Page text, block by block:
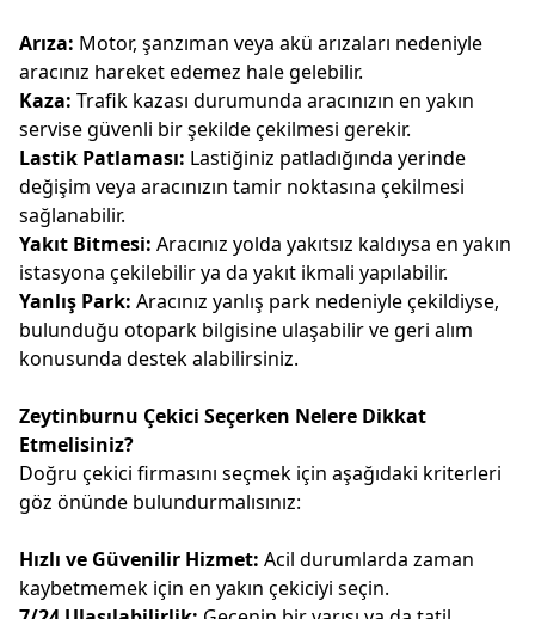
Arıza: Motor, şanzıman veya akü arızaları nedeniyle
aracınız hareket edemez hale gelebilir.
Kaza: Trafik kazası durumunda aracınızın en yakın
servise güvenli bir şekilde çekilmesi gerekir.
Lastik Patlaması: Lastiğiniz patladığında yerinde
değişim veya aracınızın tamir noktasına çekilmesi
sağlanabilir.
Yakıt Bitmesi: Aracınız yolda yakıtsız kaldıysa en yakın
istasyona çekilebilir ya da yakıt ikmali yapılabilir.
Yanlış Park: Aracınız yanlış park nedeniyle çekildiyse,
bulunduğu otopark bilgisine ulaşabilir ve geri alım
konusunda destek alabilirsiniz.
Zeytinburnu Çekici Seçerken Nelere Dikkat
Etmelisiniz?
Doğru çekici firmasını seçmek için aşağıdaki kriterleri
göz önünde bulundurmalısınız:
Hızlı ve Güvenilir Hizmet: Acil durumlarda zaman
kaybetmemek için en yakın çekiciyi seçin.